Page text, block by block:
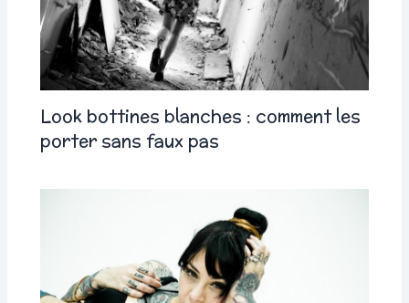
Look bottines blanches : comment les
porter sans faux pas